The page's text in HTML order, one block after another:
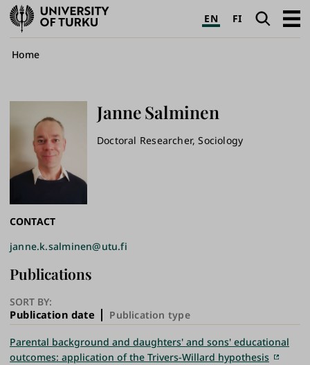
University
of
Turku
EN FI SearchOpen
Breadcrumb
Home
JanneSalminen
Doctoral Researcher, Sociology
CONTACT
janne.k.salminen@utu.fi
Publications
SORT BY:
Publication date Publication type
Parental background and daughters' and sons' educational
outcomes: application of the Trivers-Willard hypothesis